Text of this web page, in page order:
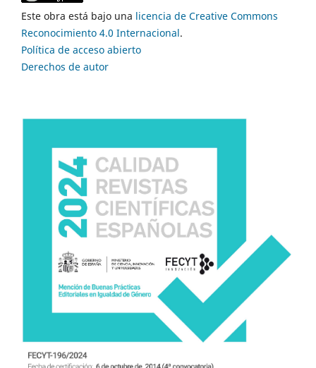
Este obra está bajo una licencia de Creative Commons
Reconocimiento 4.0 Internacional.
Política de acceso abierto
Derechos de autor